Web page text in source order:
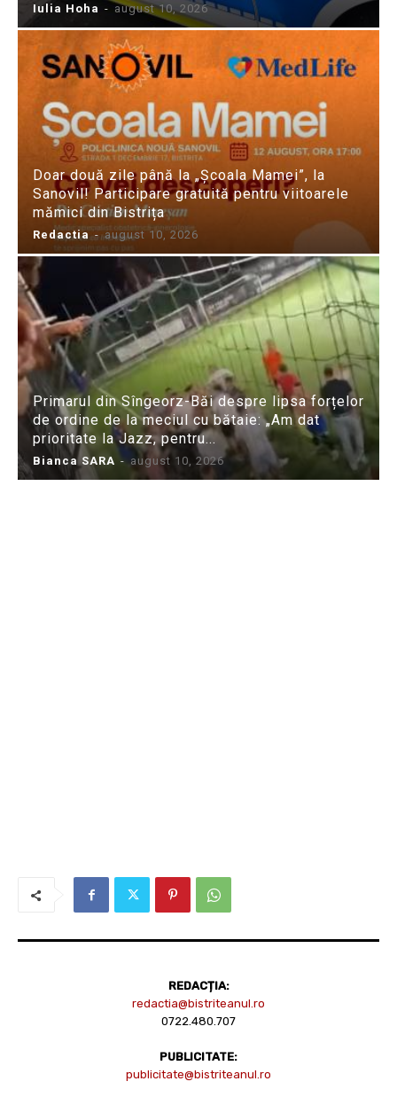
Iulia Hoha - august 10, 2026
Doar două zile până la „Școala Mamei”, la
Sanovil! Participare gratuită pentru viitoarele
mămici din Bistrița
Redactia - august 10, 2026
Primarul din Sîngeorz-Băi despre lipsa forțelor
de ordine de la meciul cu bătaie: „Am dat
prioritate la Jazz, pentru...
Bianca SARA - august 10, 2026
REDACȚIA:
redactia@bistriteanul.ro
0722.480.707
PUBLICITATE:
publicitate@bistriteanul.ro